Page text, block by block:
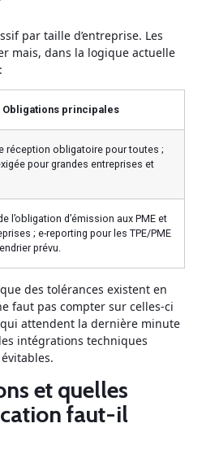
par taille d’entreprise. Les
mais, dans la logique actuelle
Obligations principales
réception obligatoire pour toutes ;
pour grandes entreprises et
l’obligation d’émission aux PME et
; e-reporting pour les TPE/PME
prévu.
des tolérances existent en
faut pas compter sur celles-ci
attendent la dernière minute
intégrations techniques
et quelles
faut-il